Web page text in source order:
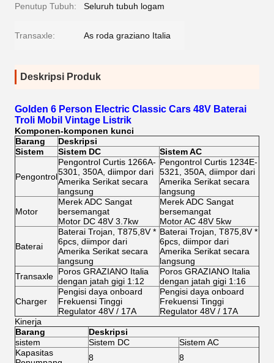
Penutup Tubuh: Seluruh tubuh logam
Transaxle: As roda graziano Italia
Deskripsi Produk
Golden 6 Person Electric Classic Cars 48V Baterai
Troli Mobil Vintage Listrik
Komponen-komponen kunci
Barang
Deskripsi
Sistem
Sistem DC Sistem AC
Pengontrol
Pengontrol Curtis 1266A-
5301, 350A, diimpor dari
Amerika Serikat secara
langsung
Pengontrol Curtis 1234E-
5321, 350A, diimpor dari
Amerika Serikat secara
langsung
Motor
Merek ADC Sangat
bersemangat
Motor DC 48V 3.7kw
Merek ADC Sangat
bersemangat
Motor AC 48V 5kw
Baterai
Baterai Trojan, T875,8V *
6pcs, diimpor dari
Amerika Serikat secara
langsung
Baterai Trojan, T875,8V *
6pcs, diimpor dari
Amerika Serikat secara
langsung
Transaxle Poros GRAZIANO Italia
dengan jatah gigi 1:12
Poros GRAZIANO Italia
dengan jatah gigi 1:16
Charger
Pengisi daya onboard
Frekuensi Tinggi
Regulator 48V / 17A
Pengisi daya onboard
Frekuensi Tinggi
Regulator 48V / 17A
Kinerja
Barang
Deskripsi
sistem
Sistem DC
Sistem AC
Kapasitas
8
8